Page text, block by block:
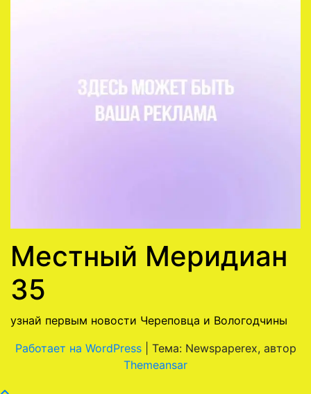
Местный Меридиан
35
узнай первым новости Череповца и Вологодчины
Работает на WordPress
Тема: Newspaperex, автор
Themeansar